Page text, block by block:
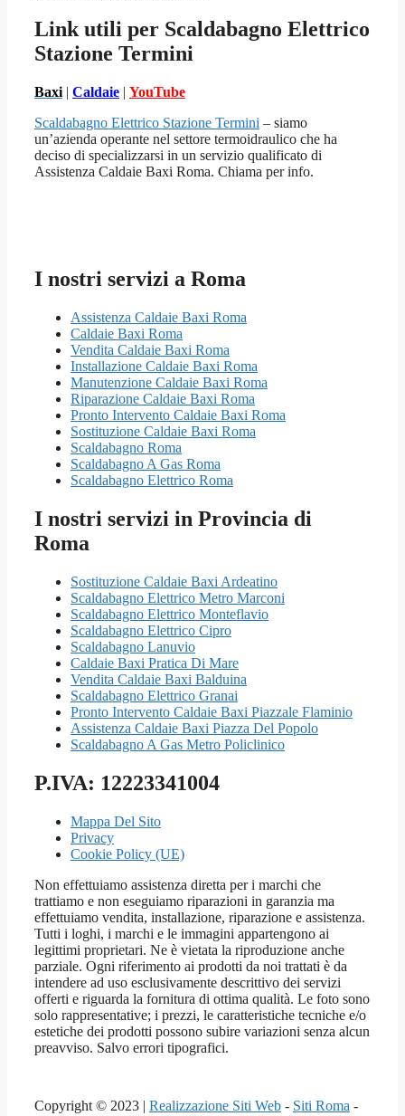
Link utili per Scaldabagno Elettrico
Stazione Termini
Baxi | Caldaie | YouTube
Scaldabagno Elettrico Stazione Termini – siamo
un’azienda operante nel settore termoidraulico che ha
deciso di specializzarsi in un servizio qualificato di
Assistenza Caldaie Baxi Roma. Chiama per info.
I nostri servizi a Roma
Assistenza Caldaie Baxi Roma
Caldaie Baxi Roma
Vendita Caldaie Baxi Roma
Installazione Caldaie Baxi Roma
Manutenzione Caldaie Baxi Roma
Riparazione Caldaie Baxi Roma
Pronto Intervento Caldaie Baxi Roma
Sostituzione Caldaie Baxi Roma
Scaldabagno Roma
Scaldabagno A Gas Roma
Scaldabagno Elettrico Roma
I nostri servizi in Provincia di
Roma
Sostituzione Caldaie Baxi Ardeatino
Scaldabagno Elettrico Metro Marconi
Scaldabagno Elettrico Monteflavio
Scaldabagno Elettrico Cipro
Scaldabagno Lanuvio
Caldaie Baxi Pratica Di Mare
Vendita Caldaie Baxi Balduina
Scaldabagno Elettrico Granai
Pronto Intervento Caldaie Baxi Piazzale Flaminio
Assistenza Caldaie Baxi Piazza Del Popolo
Scaldabagno A Gas Metro Policlinico
P.IVA: 12223341004
Mappa Del Sito
Privacy
Cookie Policy (UE)
Non effettuiamo assistenza diretta per i marchi che
trattiamo e non eseguiamo riparazioni in garanzia ma
effettuiamo vendita, installazione, riparazione e assistenza.
Tutti i loghi, i marchi e le immagini appartengono ai
legittimi proprietari. Ne è vietata la riproduzione anche
parziale. Ogni riferimento ai prodotti da noi trattati è da
intendere ad uso esclusivamente descrittivo dei servizi
offerti e riguarda la fornitura di ottima qualità. Le foto sono
solo rappresentative; i prezzi, le caratteristiche tecniche e/o
estetiche dei prodotti possono subire variazioni senza alcun
preavviso. Salvo errori tipografici.
Copyright © 2023 | Realizzazione Siti Web - Siti Roma -